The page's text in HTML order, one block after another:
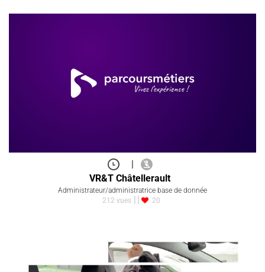
|
VR&T Châtellerault
Administrateur/administratrice base de donnée
212 vues
20